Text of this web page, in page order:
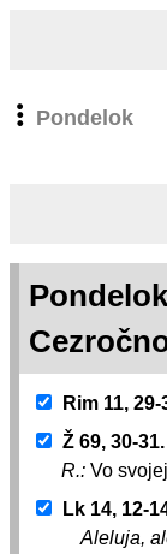
Pondelok
Rim 11, 29-
Ž 69, 30-
R.: Vo
Lk 14, 12-
Aleluja,